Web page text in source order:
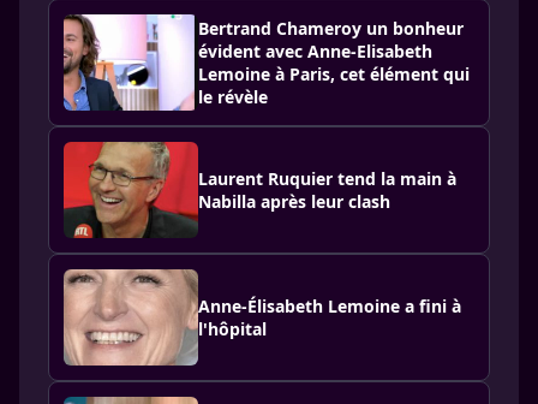
Bertrand Chameroy un bonheur
évident avec Anne-Elisabeth
Lemoine à Paris, cet élément qui
le révèle
Laurent Ruquier tend la main à
Nabilla après leur clash
Anne-Élisabeth Lemoine a fini à
l'hôpital